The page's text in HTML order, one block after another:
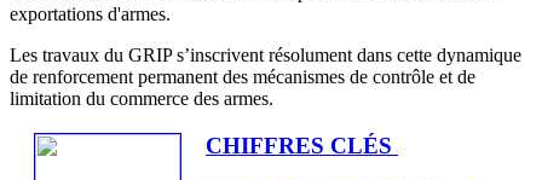
exportations d'armes.
Les travaux du GRIP s’inscrivent résolument dans cette dynamique
de renforcement permanent des mécanismes de contrôle et de
limitation du commerce des armes.
CHIFFRES CLÉS